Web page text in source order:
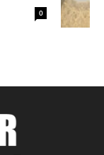
0